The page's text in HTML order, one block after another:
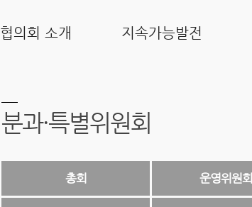
협의회 소개 지속가능발전
분과·특별위원회
총회 운영위원회